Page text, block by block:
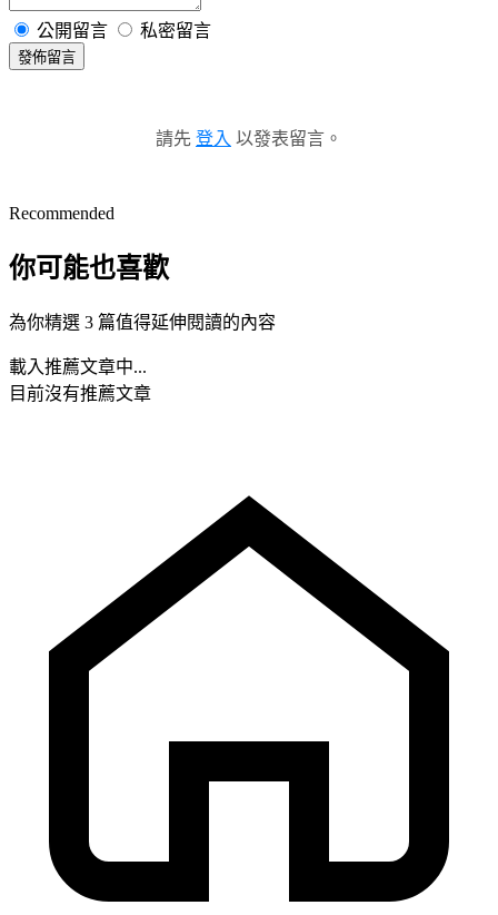
公開留言 私密留言
發佈留言
請先 登入 以發表留言。
Recommended
你可能也喜歡
為你精選 3 篇值得延伸閱讀的內容
載入推薦文章中...
目前沒有推薦文章